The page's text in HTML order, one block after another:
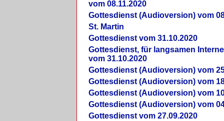
vom 08.11.2020
Gottesdienst (Audioversion) vom
St. Martin
Gottesdienst vom 31.10.2020
Gottesdienst, für langsamen
vom 31.10.2020
Gottesdienst (Audioversion) vom
Gottesdienst (Audioversion) vom
Gottesdienst (Audioversion) vom
Gottesdienst (Audioversion) vom
Gottesdienst vom 27.09.2020